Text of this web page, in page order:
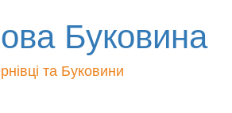
Буковина
та Буковини